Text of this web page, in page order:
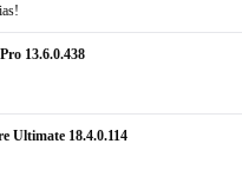
13.6.0.438
Ultimate 18.4.0.114